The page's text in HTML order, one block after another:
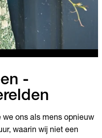
-
we ons als mens opnieuw
waarin wij niet een